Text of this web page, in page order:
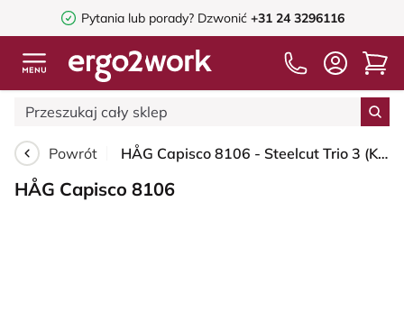
Pytania lub porady? Dzwonić +31 24 3296116
Powrót HÅG Capisco 8106 - Steelcut Trio 3 (Kvadrat) - Wełna / Poliamid - STT383 - Charcoal - Blush Rose - 265 mm (seat height 53-79cm) - Hard castors for soft floors
HÅG Capisco 8106